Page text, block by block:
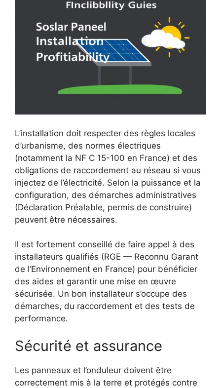
L’installation doit respecter des règles locales
d’urbanisme, des normes électriques
(notamment la NF C 15-100 en France) et des
obligations de raccordement au réseau si vous
injectez de l’électricité. Selon la puissance et la
configuration, des démarches administratives
(Déclaration Préalable, permis de construire)
peuvent être nécessaires.
Il est fortement conseillé de faire appel à des
installateurs qualifiés (RGE — Reconnu Garant
de l’Environnement en France) pour bénéficier
des aides et garantir une mise en œuvre
sécurisée. Un bon installateur s’occupe des
démarches, du raccordement et des tests de
performance.
Sécurité et assurance
Les panneaux et l’onduleur doivent être
correctement mis à la terre et protégés contre